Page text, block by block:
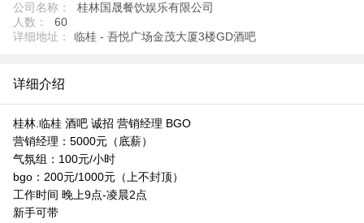
公司名称：
桂林国晟餐饮娱乐有限公司
人数：
60
详细地址：
临桂 - 吾悦广场金茂大厦3楼GD酒吧
详细介绍
桂林.临桂 酒吧 诚招 营销经理 BGO
营销经理：5000元（底薪）
气氛组：100元/小时
bgo：200元/1000元（上不封顶）
工作时间 晚上9点-凌晨2点
新手可带